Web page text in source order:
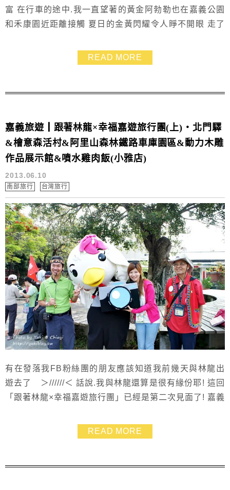
富 在行車的途中.我一直望著的黃金阿勃勒也在嘉義公園
和禾康園近距離接觸 夏日的金黃閃耀令人睜不開眼 走了
食的魅力 哇.超幸福的結尾 ^__________^
READ MORE
嘉義旅遊┃跟著林龍×幸福嘉遊旅行團(上)‧北門驛
&檜意森活村&阿里山森林鐵路車庫園區&動力木雕
作品展示館&噴水雞肉飯(小雅店)
2013.06.10
南部旅行 台灣旅行
有在發落我FB粉絲團的朋友應該知道我前幾天與林龍出
遊去了 ＞//////＜ 話說.我與林龍還算是很有緣份耶! 這回
「跟著林龍×幸福嘉遊旅行團」已經是第二次見面了! 嘉義
READ MORE